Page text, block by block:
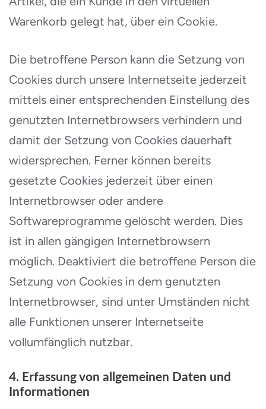
Warenkorb gelegt hat, über ein Cookie.
Die betroffene Person kann die Setzung von
Cookies durch unsere Internetseite jederzeit
mittels einer entsprechenden Einstellung des
genutzten Internetbrowsers verhindern und
damit der Setzung von Cookies dauerhaft
widersprechen. Ferner können bereits
gesetzte Cookies jederzeit über einen
Internetbrowser oder andere
Softwareprogramme gelöscht werden. Dies
ist in allen gängigen Internetbrowsern
möglich. Deaktiviert die betroffene Person die
Setzung von Cookies in dem genutzten
Internetbrowser, sind unter Umständen nicht
alle Funktionen unserer Internetseite
vollumfänglich nutzbar.
4. Erfassung von allgemeinen Daten und
Informationen